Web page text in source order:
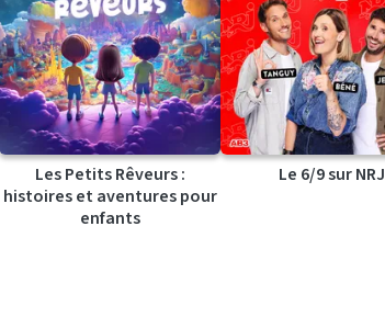
Les Petits Rêveurs :
histoires et aventures pour
enfants
Le 6/9 sur NRJ